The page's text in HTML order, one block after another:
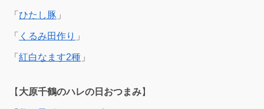
「 ひたし豚 」
「 くるみ田作り 」
「 紅白なます2種 」
【 大原千鶴のハレの日おつまみ】